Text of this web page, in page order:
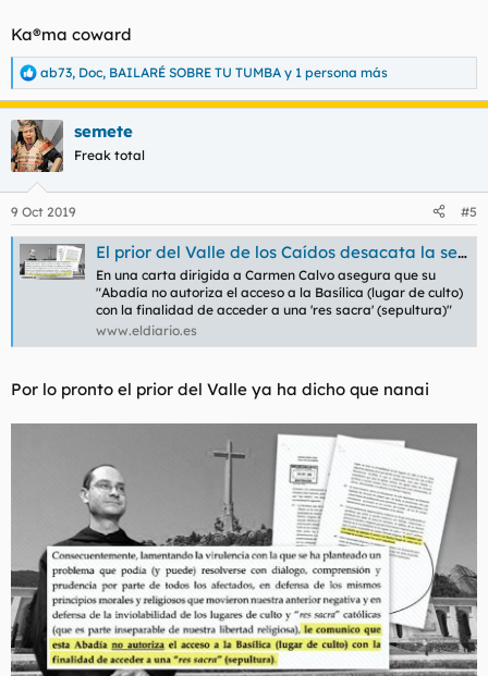
Ka®ma coward
R
e
a
c
c
i
e
s
ab73, Doc, BAILARÉ SOBRE TU TUMBA y 1 persona más
semete
Freak total
9 Oct 2019 #5
El prior del Valle de los Caídos desacata la sentencia del Supremo y no autoriza la exhumación de Franco
En una carta dirigida a Carmen Calvo asegura que su
"Abadía no autoriza el acceso a la Basílica (lugar de culto)
con la finalidad de acceder a una 'res sacra' (sepultura)"
www.eldiario.es
Por lo pronto el prior del Valle ya ha dicho que nanai